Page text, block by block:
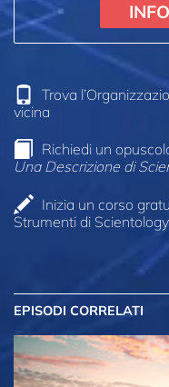
Trova
vicina
Richiedi un
Una Descrizione di
Inizia un corso
Strumenti di
EPISODI CORRELATI